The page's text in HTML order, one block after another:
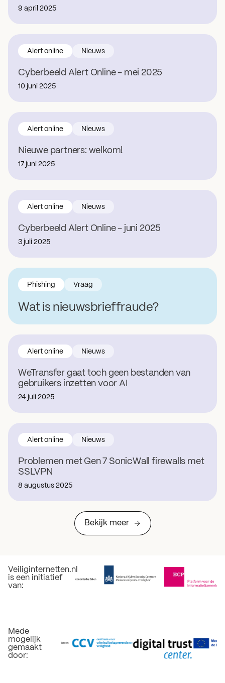
9 april 2025
Cyberbeeld Alert Online - mei 2025
Alert online Nieuws
10 juni 2025
Nieuwe partners: welkom!
Alert online Nieuws
17 juni 2025
Cyberbeeld Alert Online - juni 2025
Alert online Nieuws
3 juli 2025
Wat is nieuwsbrieffraude?
Phishing Vraag
WeTransfer gaat toch geen bestanden van
gebruikers inzetten voor AI
Alert online Nieuws
24 juli 2025
Problemen met Gen 7 SonicWall firewalls met
SSLVPN
Alert online Nieuws
8 augustus 2025
Bekijk meer
Veiliginternetten.nl
is een initiatief
van:
Mede
mogelijk
gemaakt
door: